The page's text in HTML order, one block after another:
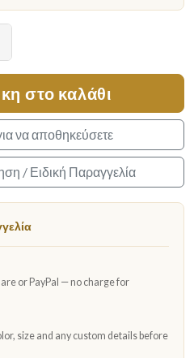
στο καλάθι
να αποθηκεύσετε
/ Ειδική Παραγγελία
or PayPal — no charge for
size and any custom details before